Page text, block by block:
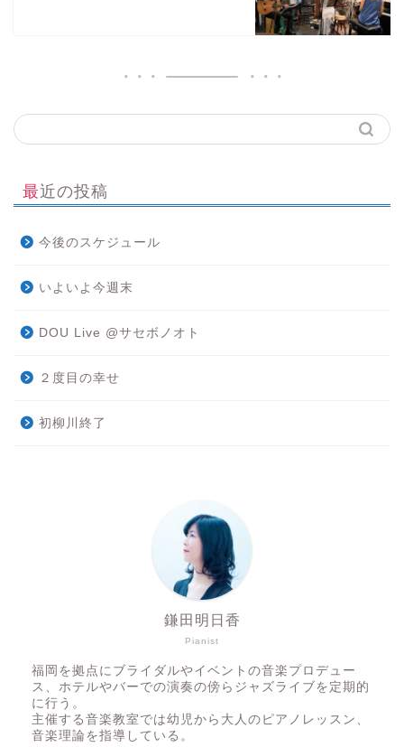
最近の投稿
今後のスケジュール
いよいよ今週末
DOU Live @サセボノオト
２度目の幸せ
初柳川終了
Pianist
鎌田明日香
福岡を拠点にブライダルやイベントの音楽プロデュー
ス、ホテルやバーでの演奏の傍らジャズライブを定期的
に行う。
主催する音楽教室では幼児から大人のピアノレッスン、
音楽理論を指導している。